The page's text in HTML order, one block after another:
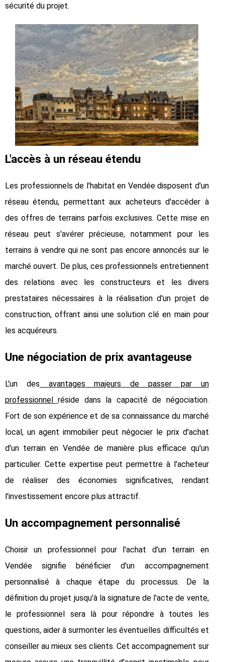
sécurité du projet.
L'accès à un réseau étendu
Les professionnels de l'habitat en Vendée disposent d'un
réseau étendu, permettant aux acheteurs d'accéder à
des offres de terrains parfois exclusives. Cette mise en
réseau peut s'avérer précieuse, notamment pour les
terrains à vendre qui ne sont pas encore annoncés sur le
marché ouvert. De plus, ces professionnels entretiennent
des relations avec les constructeurs et les divers
prestataires nécessaires à la réalisation d'un projet de
construction, offrant ainsi une solution clé en main pour
les acquéreurs.
Une négociation de prix avantageuse
L'un des avantages majeurs de passer par un
professionnelréside dans la capacité de négociation.
Fort de son expérience et de sa connaissance du marché
local, un agent immobilier peut négocier le prix d'achat
d'un terrain en Vendée de manière plus efficace qu'un
particulier. Cette expertise peut permettre à l'acheteur
de réaliser des économies significatives, rendant
l'investissement encore plus attractif.
Un accompagnement personnalisé
Choisir un professionnel pour l'achat d'un terrain en
Vendée signifie bénéficier d'un accompagnement
personnalisé à chaque étape du processus. De la
définition du projet jusqu'à la signature de l'acte de vente,
le professionnel sera là pour répondre à toutes les
questions, aider à surmonter les éventuelles difficultés et
conseiller au mieux ses clients. Cet accompagnement sur